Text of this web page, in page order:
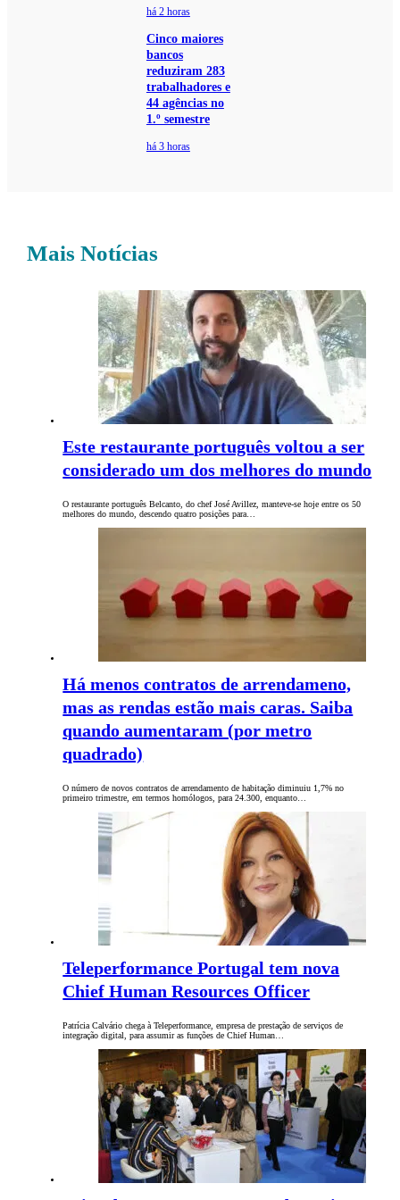
há 2 horas
Cinco maiores
bancos
reduziram 283
trabalhadores e
44 agências no
1.º semestre
há 3 horas
Mais Notícias
Este restaurante português voltou a ser
considerado um dos melhores do mundo
O restaurante português Belcanto, do chef José Avillez, manteve-se hoje entre os 50
melhores do mundo, descendo quatro posições para…
Há menos contratos de arrendameno,
mas as rendas estão mais caras. Saiba
quando aumentaram (por metro
quadrado)
O número de novos contratos de arrendamento de habitação diminuiu 1,7% no
primeiro trimestre, em termos homólogos, para 24.300, enquanto…
Teleperformance Portugal tem nova
Chief Human Resources Officer
Patrícia Calvário chega à Teleperformance, empresa de prestação de serviços de
integração digital, para assumir as funções de Chief Human…